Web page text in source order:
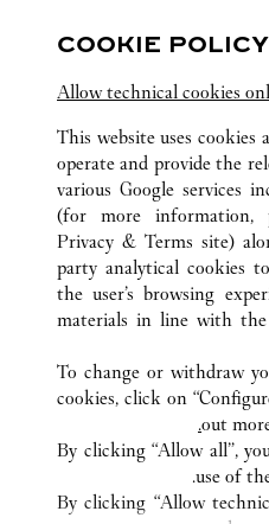
HAINAN
海口
美兰国际机场T2
COOKIE POLICY
Allow technical cookies
This website uses cookies
operate and provide the
various Google services
(for more information,
Privacy & Terms site)
party analytical cookies
the user’s browsing
materials in line with the
To change or withdraw
cookies, click on
out
By clicking “Allow all”,
use of
By clicking “Allow